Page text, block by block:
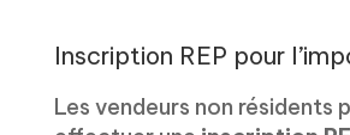
Inscription REP pour
Les vendeurs non résidents